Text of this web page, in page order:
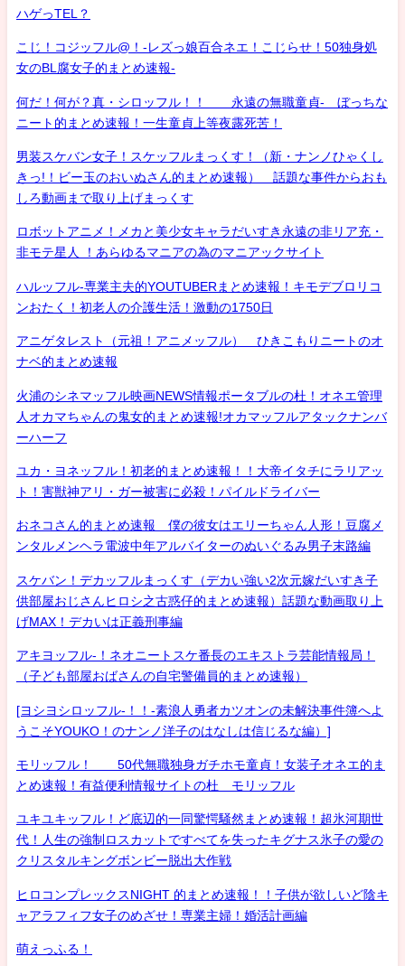
ハゲっTEL？
こじ！コジッフル@！-レズっ娘百合ネエ！こじらせ！50独身処
女のBL腐女子的まとめ速報-
何だ！何が？真・シロッフル！！ 永遠の無職童貞- ぼっちな
ニート的まとめ速報！一生童貞上等夜露死苦！
男装スケバン女子！スケッフルまっくす！（新・ナンノひゃくし
きっ!！ビー玉のおいぬさん的まとめ速報） 話題な事件からおも
しろ動画まで取り上げまっくす
ロボットアニメ！メカと美少女キャラだいすき永遠の非リア充・
非モテ星人 ！あらゆるマニアの為のマニアックサイト
ハルッフル-専業主夫的YOUTUBERまとめ速報！キモデブロリコ
ンおたく！初老人の介護生活！激動の1750日
アニゲタレスト（元祖！アニメッフル） ひきこもりニートのオ
ナベ的まとめ速報
火浦のシネマッフル映画NEWS情報ポータブルの杜！オネエ管理
人オカマちゃんの鬼女的まとめ速報!オカマッフルアタックナンバ
ーハーフ
ユカ・ヨネッフル！初老的まとめ速報！！大帝イタチにラリアッ
ト！害獣神アリ・ガー被害に必殺！パイルドライバー
おネコさん的まとめ速報 僕の彼女はエリーちゃん人形！豆腐メ
ンタルメンヘラ電波中年アルバイターのぬいぐるみ男子末路編
スケバン！デカッフルまっくす（デカい強い2次元嫁だいすき子
供部屋おじさんヒロシ之古惑仔的まとめ速報）話題な動画取り上
げMAX！デカいは正義刑事編
アキヨッフル-！ネオニートスケ番長のエキストラ芸能情報局！
（子ども部屋おばさんの自宅警備員的まとめ速報）
[ヨシヨシロッフル-！！-素浪人勇者カツオンの未解決事件簿へよ
うこそYOUKO！のナンノ洋子のはなしは信じるな編）]
モリッフル！ 50代無職独身ガチホモ童貞！女装子オネエ的ま
とめ速報！有益便利情報サイトの杜 モリッフル
ユキユキッフル！ど底辺的一同驚愕騒然まとめ速報！超氷河期世
代！人生の強制ロスカットですべてを失ったキグナス氷子の愛の
クリスタルキングボンビー脱出大作戦
ヒロコンプレックスNIGHT 的まとめ速報！！子供が欲しいど陰キ
ャアラフィフ女子のめざせ！専業主婦！婚活計画編
萌えっふる！